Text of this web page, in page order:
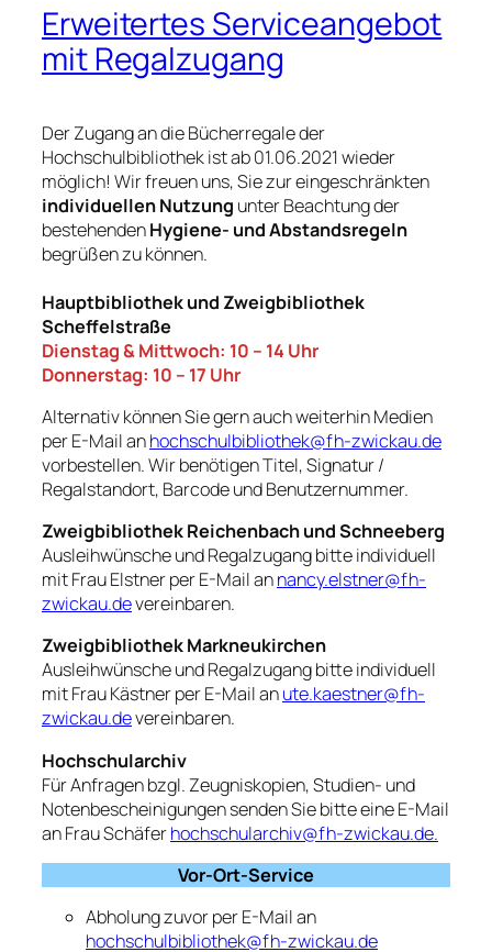
Erweitertes Serviceangebot
mit Regalzugang
Der Zugang an die Bücherregale der
Hochschulbibliothek ist ab 01.06.2021 wieder
möglich! Wir freuen uns, Sie zur eingeschränkten
individuellen Nutzung unter Beachtung der
bestehendenHygiene- und Abstandsregeln
begrüßen zu können.
Hauptbibliothek und Zweigbibliothek
Scheffelstraße
Dienstag & Mittwoch: 10 – 14 Uhr
Donnerstag: 10 – 17 Uhr
Alternativ können Sie gern auch weiterhin Medien
per E-Mail anhochschulbibliothek@fh-zwickau.de
vorbestellen. Wir benötigen Titel, Signatur /
Regalstandort, Barcode und Benutzernummer.
Zweigbibliothek Reichenbach und Schneeberg
Ausleihwünsche und Regalzugang bitte individuell
mit Frau Elstner per E-Mail annancy.elstner@fh-
zwickau.devereinbaren.
Zweigbibliothek Markneukirchen
Ausleihwünsche und Regalzugang bitte individuell
mit Frau Kästner per E-Mail anute.kaestner@fh-
zwickau.devereinbaren.
Hochschularchiv
Für Anfragen bzgl. Zeugniskopien, Studien- und
Notenbescheinigungen senden Sie bitte eine E-Mail
an Frau Schäferhochschularchiv@fh-zwickau.de.
Vor-Ort-Service
Abholung zuvor per E-Mail an
hochschulbibliothek@fh-zwickau.de